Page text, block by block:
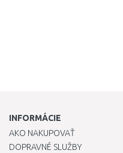
INFORMÁCIE
AKO NAKUPOVAŤ
DOPRAVNÉ SLUŽBY